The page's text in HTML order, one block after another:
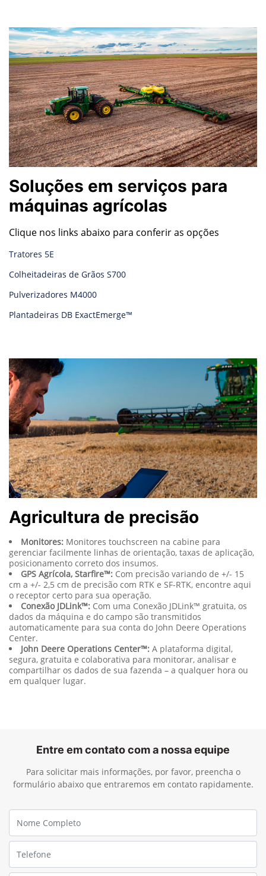
Soluções em serviços para
máquinas agrícolas
Clique nos links abaixo para conferir as opções
Tratores 5E
Colheitadeiras de Grãos S700
Pulverizadores M4000
Plantadeiras DB ExactEmerge™
Agricultura de precisão
Monitores: Monitores touchscreen na cabine para
gerenciar facilmente linhas de orientação, taxas de aplicação,
posicionamento correto dos insumos.
GPS Agrícola, Starfire™: Com precisão variando de +/- 15
cm a +/- 2,5 cm de precisão com RTK e SF-RTK, encontre aqui
o receptor certo para sua operação.
Conexão JDLink™: Com uma Conexão JDLink™ gratuita, os
dados da máquina e do campo são transmitidos
automaticamente para sua conta do John Deere Operations
Center.
John Deere Operations Center™: A plataforma digital,
segura, gratuita e colaborativa para monitorar, analisar e
compartilhar os dados de sua fazenda – a qualquer hora ou
em qualquer lugar.
Entre em contato com a nossa equipe
Para solicitar mais informações, por favor, preencha o
formulário abaixo que entraremos em contato rapidamente.